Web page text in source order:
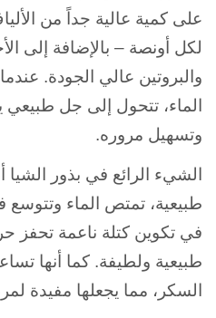
والبروتين عالي الجودة.
الماء، تتحول إلى جل طبيعي
وتسهيل مروره.
الشيء الرائع في بذور الشيا
طبيعية، تمتص الماء وتتوسع
في تكوين كتلة ناعمة تحفز
طبيعية ولطيفة. كما أنها
السكر، مما يجعلها مفيدة